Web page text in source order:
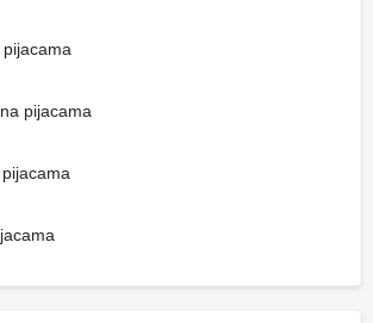
pijacama